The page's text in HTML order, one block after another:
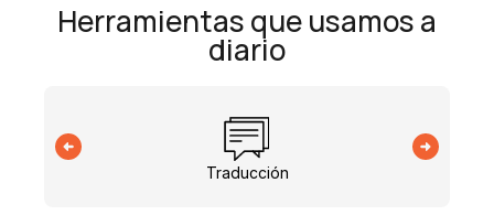
Herramientas que usamos a
diario
Traducción